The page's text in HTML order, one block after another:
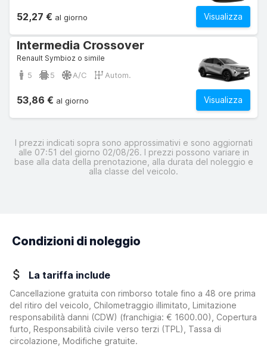
Visualizza
52,27 € al giorno
Intermedia Crossover
Renault Symbioz o simile
5 5 A/C Autom.
Visualizza
53,86 € al giorno
I prezzi indicati sopra sono approssimativi e sono aggiornati
alle 07:51 del giorno 02/08/26. I prezzi possono variare in
base alla data della prenotazione, alla durata del noleggio e
alla classe del veicolo.
Condizioni di noleggio
La tariffa include
Cancellazione gratuita con rimborso totale fino a 48 ore prima
del ritiro del veicolo, Chilometraggio illimitato, Limitazione
responsabilità danni (CDW) (franchigia: € 1600.00)
, Copertura
furto, Responsabilità civile verso terzi (TPL), Tassa di
circolazione, Modifiche gratuite.